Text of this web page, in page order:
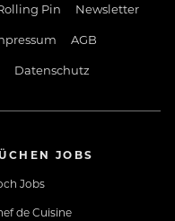
Pin
Newsletter
AGB
Datenschutz
JOBS
Jobs
de Cuisine